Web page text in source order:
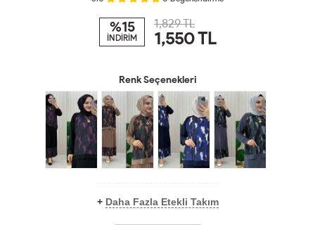
%15
İNDİRİM
1,829 TL
1,550TL
Renk Seçenekleri
+ Daha Fazla Etekli Takım